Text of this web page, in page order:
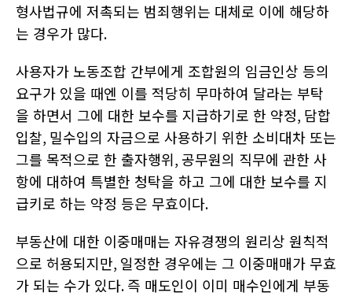
형사법규에 저촉되는 범죄행위는 대체로 이에 해당하
는 경우가 많다.
사용자가 노동조합 간부에게 조합원의 임금인상 등의
요구가 있을 때엔 이를 적당히 무마하여 달라는 부탁
을 하면서 그에 대한 보수를 지급하기로 한 약정, 담합
입찰, 밀수입의 자금으로 사용하기 위한 소비대차 또는
그를 목적으로 한 출자행위, 공무원의 직무에 관한 사
항에 대하여 특별한 청탁을 하고 그에 대한 보수를 지
급키로 하는 약정 등은 무효이다.
부동산에 대한 이중매매는 자유경쟁의 원리상 원칙적
으로 허용되지만, 일정한 경우에는 그 이중매매가 무효
가 되는 수가 있다.즉 매도인이 이미 매수인에게 부동